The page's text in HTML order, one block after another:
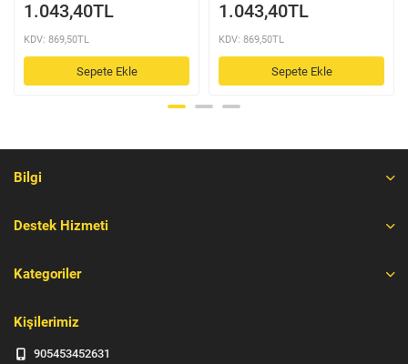
1.043,40TL
KDV: 869,50TL
Sepete Ekle
1.043,40TL
KDV: 869,50TL
Sepete Ekle
Bilgi
Destek Hizmeti
Kategoriler
Kişilerimiz
905453452631